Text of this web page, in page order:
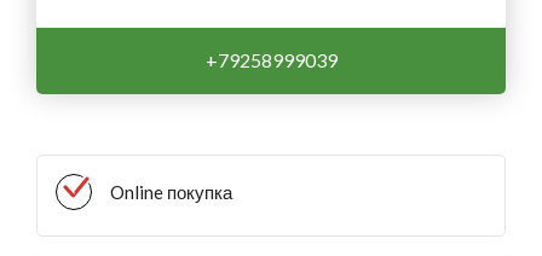
+79258999039
Online покупка